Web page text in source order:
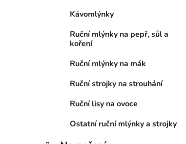
Kávomlýnky
Ruční mlýnky na pepř, sůl a
koření
Ruční mlýnky na mák
Ruční strojky na strouhání
Ruční lisy na ovoce
Ostatní ruční mlýnky a strojky